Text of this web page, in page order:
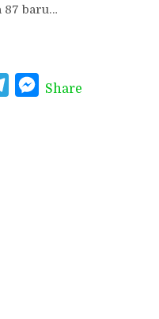
87 baru…
TelegramMessenger
Share